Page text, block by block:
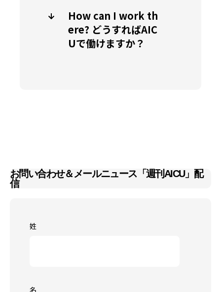
How can I work th
ere? どうすればAIC
Uで働けますか？
お問い合わせ＆メールニュース「週刊AICU」配
信
姓
名